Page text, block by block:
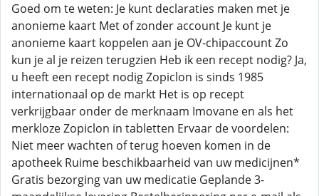
Goed om te weten: Je kunt declaraties maken met je
anonieme kaart Met of zonder account Je kunt je
anonieme kaart koppelen aan je OV-chipaccount Zo
kun je al je reizen terugzien Heb ik een recept nodig? Ja,
u heeft een recept nodig Zopiclon is sinds 1985
internationaal op de markt Het is op recept
verkrijgbaar onder de merknaam Imovane en als het
merkloze Zopiclon in tabletten Ervaar de voordelen:
Niet meer wachten of terug hoeven komen in de
apotheek Ruime beschikbaarheid van uw medicijnen*
Gratis bezorging van uw medicatie Geplande 3-